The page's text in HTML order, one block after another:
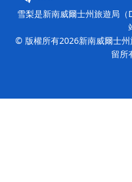
繽紛雪梨燈光音樂節
雪梨是新南威爾士州旅遊局
© 版權所有2026新南威爾士
留所